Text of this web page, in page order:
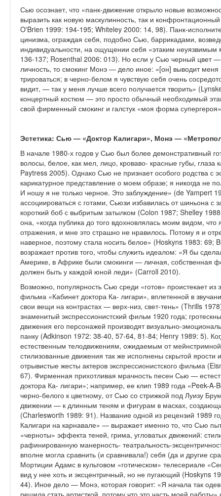
Сью осознает, что «панк-движение открыло новые
выразить как новую маскулинность, так и
O'Brien 1999: 194-195; Whiteley 2000: 14, 98). Панк-
цинизма, ограждая себя, подобно Сью, баррикада­ми,
индивидуальности, на ощущении себя «этаким
136-137; Rosenthal 2006: 013). Но если у Сью черный цвет
личность, то смокинг Монэ — дело иное: «[он] выводит
трироваться; в черно-белом я чувствую себя очень
видит, — так у меня лучше всего полу­чается творить»
концертный костюм — это просто обычный необходимый
свой фирменный смокинг и галстук «моя форма
Эстетика: Сью — «Доктор Калигари», Монэ —
В начале 1980-х годов у Сью был более демонстративный
волосы, белое, как мел, лицо, кроваво- красные губы,
Paytress 2005). Однако Сью не признает особого родства с
карикатурное представление о моем образе; я никогда не
И ношу я не только черное. Это заблуждение» (de Yampert
ассоциироваться с готами, Сьюзи избавилась от шиньона
короткий боб с выбри­тым затылком (Colon 1987; Shelley
она, «когда публика до того вдохновлялась моим видом,
отражения, и мне это страш­но не нравилось. Потому я и
наверное, поэтому стала носить белое» (Hoskyns 1983:
возражает против того, чтобы слу­жить идеалом: «Я бы
Америке, в Африке были смокинги — личная, собственная
должен быть у каждой юной леди» (Carroll 2010).
Возможно, популярность Сью среди «готов» проистекает из
фильма «Кабинет доктора Ка- лигари», вплетенной в
свои вещи на контрастах — верх-низ, свет-тень» (Thrills
знаменитый экспрессионистский фильм 1920 года;
движения его персонажей производят визуально-
панку (Adkinson 1972: 38-40, 57-64, 81-84; Henry 1989: 5).
естествен­ным телодвижениям, ожидаемым от мейнстримной
стилизованные движения так же исполнены скры­той ярости
отрывистые жесты актеров экспрессионистского фильма
67). Фирменная прихотливая мрачность песен Сью —
доктора Ка- лигари»; например, ее клип 1989 года «Peek-
черно-белого к цветному, от Сью со стриж­кой под Луизу
движе­нии — к длинным теням и фигурам в масках,
(Charlesworth 1989: 91). Название одной из рецен­зий 1989
Калигари на карнава­ле» — выражает именно то, что Сью
«черноты» эффекта теней, грима, угловатых движений:
рафинированную манерность- театральность-
вполне могла сравнить (и сравнивала!) себя (да и другие
Мортиции Адамс в культовом «готиче­ском» телесериале
вид у нее хоть и эксцентричный, но не пугающий (Hoskyns
44). Иное дело — Монэ, которая гово­рит: «Я начала так
решила стать артисткой, потому что это часть моей